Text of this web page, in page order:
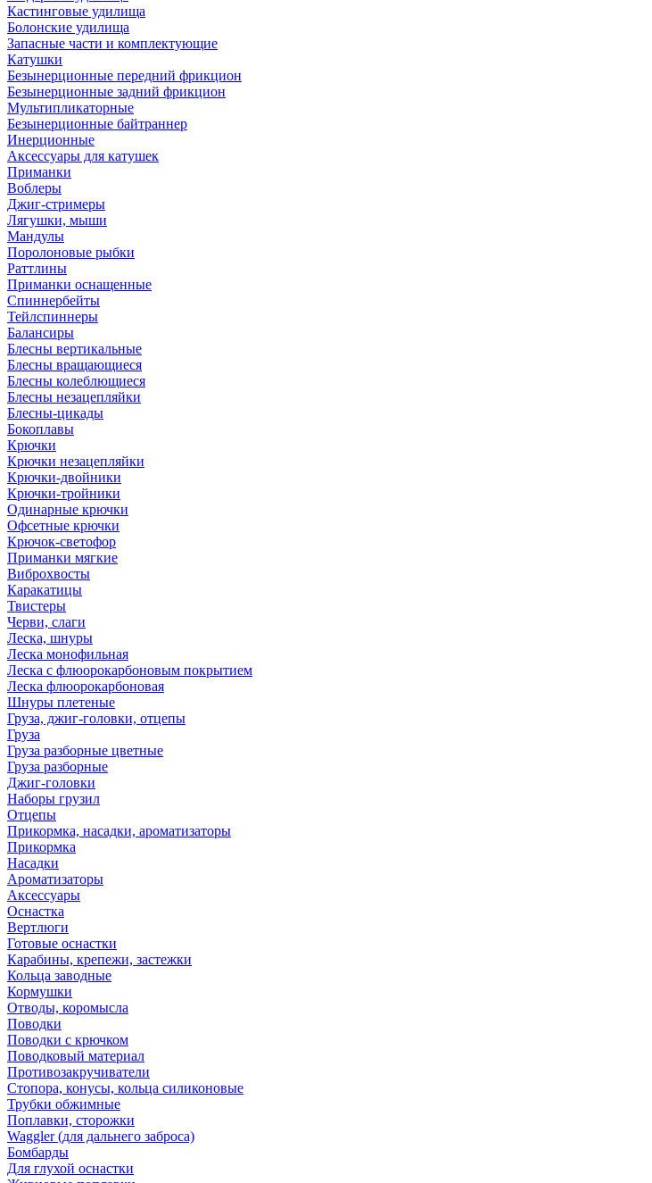
Кастинговые удилища
Болонские удилища
Запасные части и комплектующие
Катушки
Безынерционные передний фрикцион
Безынерционные задний фрикцион
Мультипликаторные
Безынерционные байтраннер
Инерционные
Аксессуары для катушек
Приманки
Воблеры
Джиг-стримеры
Лягушки, мыши
Мандулы
Поролоновые рыбки
Раттлины
Приманки оснащенные
Спиннербейты
Тейлспиннеры
Балансиры
Блесны вертикальные
Блесны вращающиеся
Блесны колеблющиеся
Блесны незацепляйки
Блесны-цикады
Бокоплавы
Крючки
Крючки незацепляйки
Крючки-двойники
Крючки-тройники
Одинарные крючки
Офсетные крючки
Крючок-светофор
Приманки мягкие
Виброхвосты
Каракатицы
Твистеры
Черви, слаги
Леска, шнуры
Леска монофильная
Леска с флюорокарбоновым покрытием
Леска флюорокарбоновая
Шнуры плетеные
Груза, джиг-головки, отцепы
Груза
Груза разборные цветные
Груза разборные
Джиг-головки
Наборы грузил
Отцепы
Прикормка, насадки, ароматизаторы
Прикормка
Насадки
Ароматизаторы
Аксессуары
Оснастка
Вертлюги
Готовые оснастки
Карабины, крепежи, застежки
Кольца заводные
Кормушки
Отводы, коромысла
Поводки
Поводки с крючком
Поводковый материал
Противозакручиватели
Стопора, конусы, кольца силиконовые
Трубки обжимные
Поплавки, сторожки
Waggler (для дальнего заброса)
Бомбарды
Для глухой оснастки